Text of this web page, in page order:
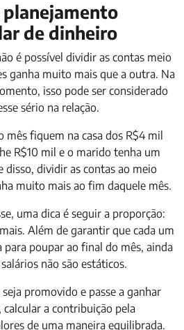
planejamento
de dinheiro
é possível dividir as contas meio
ganha muito mais que a outra. Na
isso pode ser considerado
sério na relação.
mês fiquem na casa dos R$4 mil
R$10 mil e o marido tenha um
disso, dividir as contas ao meio
muito mais ao fim daquele mês.
uma dica é seguir a proporção:
Além de garantir que cada um
poupar ao final do mês, ainda
não são estáticos.
promovido e passe a ganhar
a contribuição pela
de uma maneira equilibrada.